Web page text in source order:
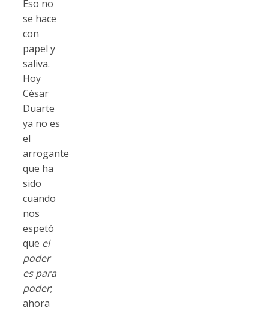
Eso no
se hace
con
papel y
saliva.
Hoy
César
Duarte
ya no es
el
arrogante
que ha
sido
cuando
nos
espetó
que el
poder
es para
poder;
ahora